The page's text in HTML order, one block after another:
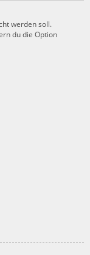
werden soll.
du die Option